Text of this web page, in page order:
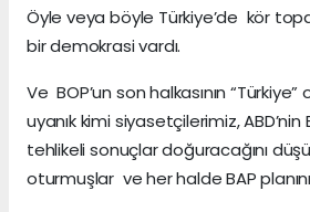
Öyle veya böyle Türkiye’de kör
bir demokrasi vardı.
Ve BOP’un son halkasının
uyanık kimi siyasetçilerimiz, ABD’nin
tehlikeli sonuçlar doğuracağını
oturmuşlar ve her halde BAP